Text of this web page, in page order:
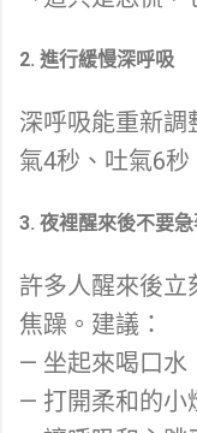
2. 進行緩慢深呼吸
深呼吸能重新調
氣4秒、吐氣6
3. 夜裡醒來後不要
許多人醒來後立
焦躁。建議：
— 坐起來喝口水
— 打開柔和的小